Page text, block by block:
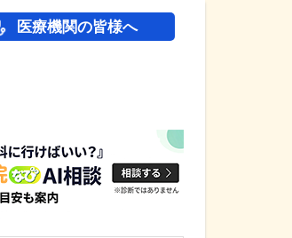
医療機関の皆様へ